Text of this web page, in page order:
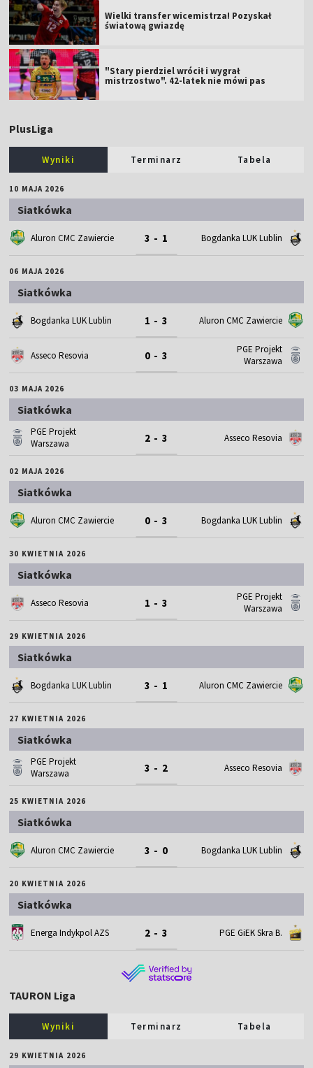
Wielki transfer wicemistrza! Pozyskał
światową gwiazdę
"Stary pierdziel wrócił i wygrał
mistrzostwo". 42-latek nie mówi pas
PlusLiga
Wyniki Terminarz Tabela
10 MAJA 2026
Siatkówka
Aluron CMC Zawiercie 3 - 1 Bogdanka LUK Lublin
06 MAJA 2026
Siatkówka
Bogdanka LUK Lublin 1 - 3 Aluron CMC Zawiercie
Asseco Resovia 0 - 3
PGE Projekt
Warszawa
03 MAJA 2026
Siatkówka
PGE Projekt
Warszawa
2 - 3 Asseco Resovia
02 MAJA 2026
Siatkówka
Aluron CMC Zawiercie 0 - 3 Bogdanka LUK Lublin
30 KWIETNIA 2026
Siatkówka
Asseco Resovia 1 - 3
PGE Projekt
Warszawa
29 KWIETNIA 2026
Siatkówka
Bogdanka LUK Lublin 3 - 1 Aluron CMC Zawiercie
27 KWIETNIA 2026
Siatkówka
PGE Projekt
Warszawa
3 - 2 Asseco Resovia
25 KWIETNIA 2026
Siatkówka
Aluron CMC Zawiercie 3 - 0 Bogdanka LUK Lublin
20 KWIETNIA 2026
Siatkówka
Energa Indykpol AZS 2 - 3 PGE GiEK Skra B.
TAURON Liga
Wyniki Terminarz Tabela
29 KWIETNIA 2026